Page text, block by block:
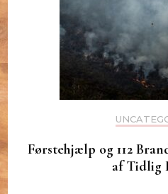
Førstehjælp og 112
af Tidlig